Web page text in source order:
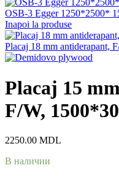
OSB-3 Egger 1250*2500*
Inapoi la produse
Placaj 18 mm antiderapant,
Placaj 15
F/W,
2250.00 MDL
В наличии